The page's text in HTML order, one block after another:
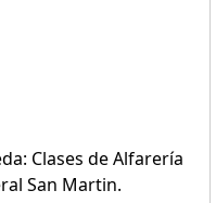
Clases de Alfarería
San Martin.